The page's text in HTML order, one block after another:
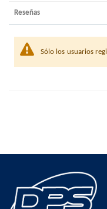
Reseñas
Sólo los usuarios